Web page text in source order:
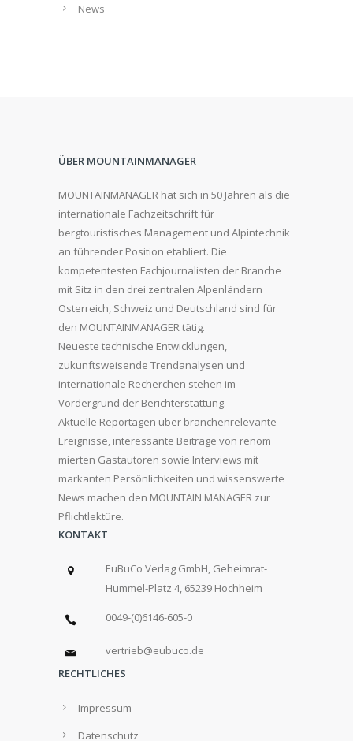
News
ÜBER MOUNTAINMANAGER
MOUNTAINMANAGER hat sich in 50 Jahren als die
internationale Fachzeitschrift für
bergtouristisches Management und Alpintechnik
an führender Position etabliert. Die
kompetentesten Fachjournalisten der Branche
mit Sitz in den drei zentralen Alpenländern
Österreich, Schweiz und Deutschland sind für
den MOUNTAINMANAGER tätig.
Neueste technische Entwicklungen,
zukunftsweisende Trendanalysen und
internationale Recherchen stehen im
Vordergrund der Berichterstattung.
Aktuelle Reportagen über branchenrelevante
Ereignisse, interessante Beiträge von renom
mierten Gastautoren sowie Interviews mit
markanten Persönlichkeiten und wissenswerte
News machen den MOUNTAIN MANAGER zur
Pflichtlektüre.
KONTAKT
EuBuCo Verlag GmbH, Geheimrat-
Hummel-Platz 4, 65239 Hochheim
0049-(0)6146-605-0
vertrieb@eubuco.de
RECHTLICHES
Impressum
Datenschutz